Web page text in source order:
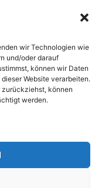
wir Technologien wie
und/oder darauf
können wir Daten
Website verarbeiten.
zurückziehst, können
werden.